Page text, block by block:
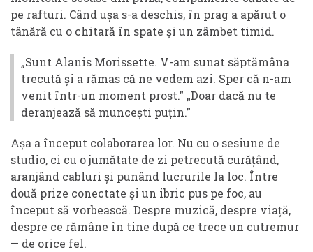
pe rafturi. Când ușa s-a deschis, în prag a apărut o
tânără cu o chitară în spate și un zâmbet timid.
„Sunt Alanis Morissette. V-am sunat săptămâna
trecută și a rămas că ne vedem azi. Sper că n-am
venit într-un moment prost.” „Doar dacă nu te
deranjează să muncești puțin.”
Așa a început colaborarea lor. Nu cu o sesiune de
studio, ci cu o jumătate de zi petrecută curățând,
aranjând cabluri și punând lucrurile la loc. Între
două prize conectate și un ibric pus pe foc, au
început să vorbească. Despre muzică, despre viață,
despre ce rămâne în tine după ce trece un cutremur
— de orice fel.